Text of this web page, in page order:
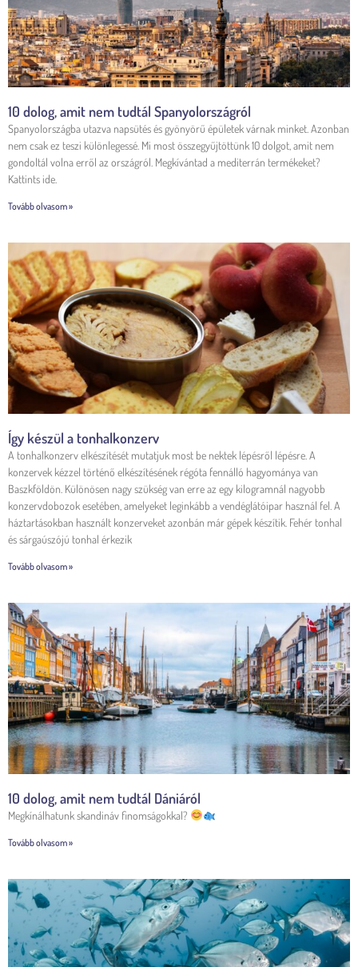
10 dolog, amit nem tudtál Spanyolországról
Spanyolországba utazva napsütés és gyönyörű épületek várnak minket. Azonban
nem csak ez teszi különlegessé. Mi most összegyűjtöttünk 10 dolgot, amit nem
gondoltál volna erről az országról. Megkívántad a mediterrán termékeket?
Kattints ide.
Tovább olvasom »
Így készül a tonhalkonzerv
A tonhalkonzerv elkészítését mutatjuk most be nektek lépésről lépésre. A
konzervek kézzel történő elkészítésének régóta fennálló hagyománya van
Baszkföldön. Különösen nagy szükség van erre az egy kilogramnál nagyobb
konzervdobozok esetében, amelyeket leginkább a vendéglátóipar használ fel. A
háztartásokban használt konzerveket azonbán már gépek készítik. Fehér tonhal
és sárgaúszójú tonhal érkezik
Tovább olvasom »
10 dolog, amit nem tudtál Dániáról
Megkínálhatunk skandináv finomságokkal?
Tovább olvasom »